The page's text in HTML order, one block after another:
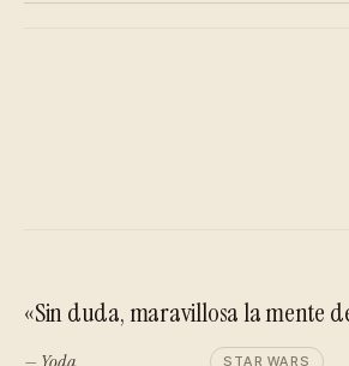
«Sin duda, maravillosa la mente
STAR WARS